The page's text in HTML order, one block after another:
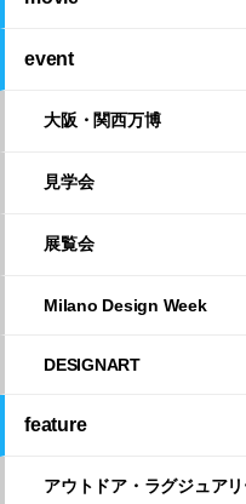
event
大阪・関西万博
見学会
展覧会
Milano Design Week
DESIGNART
feature
アウトドア・ラグジュア